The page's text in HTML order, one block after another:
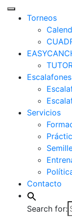
Torneos
Escalafones
Servicios
Contacto
Search for: